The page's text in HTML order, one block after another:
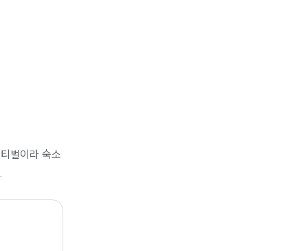
벌이라 숙소